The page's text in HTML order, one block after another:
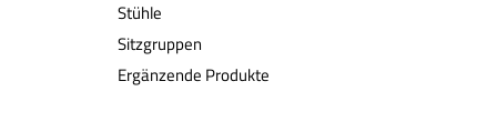
Stühle
Sitzgruppen
Ergänzende Produkte